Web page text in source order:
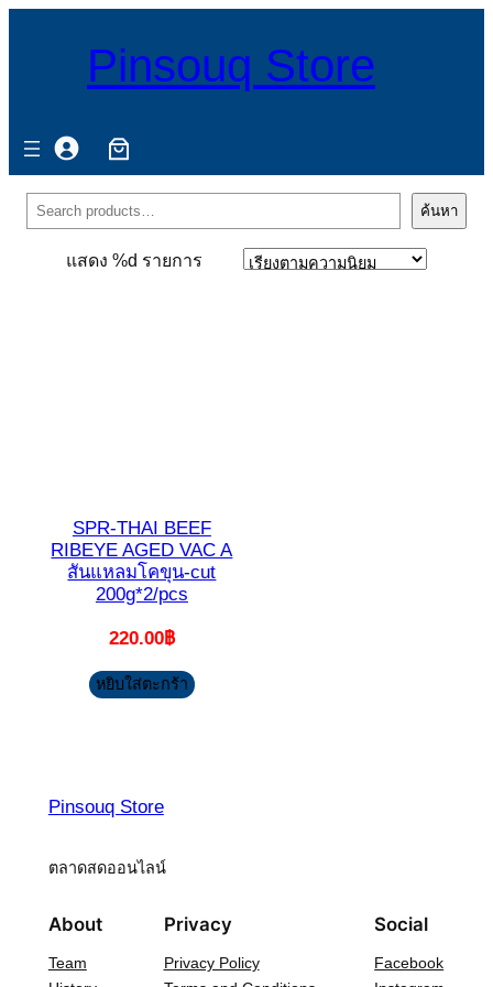
Pinsouq Store
ค้นหา ค้นหา
แสดง %d รายการ
SPR-THAI BEEF
RIBEYE AGED VAC A
สันแหลมโคขุน-cut
200g*2/pcs
220.00฿
หยิบใส่ตะกร้า
Pinsouq Store
ตลาดสดออนไลน์
About
Team
Privacy
Privacy Policy
Social
Facebook